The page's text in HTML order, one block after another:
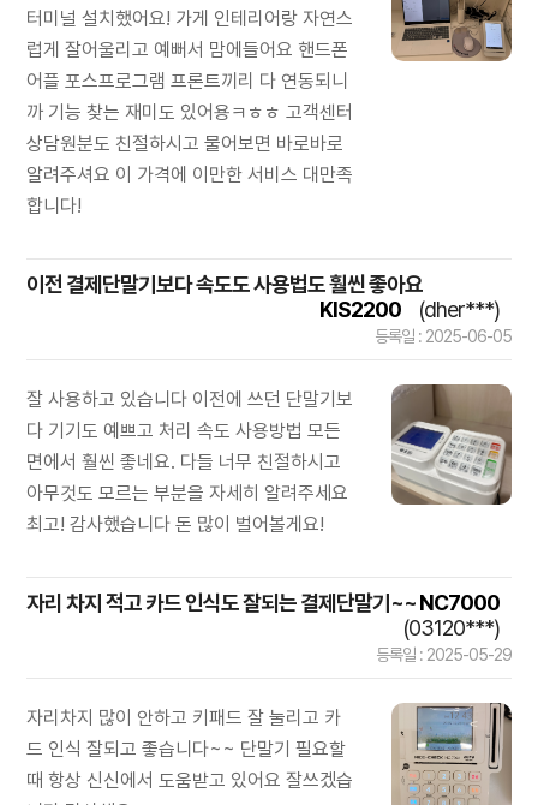
터미널 설치했어요! 가게 인테리어랑 자연스
럽게 잘어울리고 예뻐서 맘에들어요 핸드폰
어플 포스프로그램 프론트끼리 다 연동되니
까 기능 찾는 재미도 있어용ㅋㅎㅎ 고객센터
상담원분도 친절하시고 물어보면 바로바로
알려주셔요 이 가격에 이만한 서비스 대만족
합니다!
이전 결제단말기보다 속도도 사용법도 훨씬 좋아요
KIS2200
(dher***)
등록일 : 2025-06-05
잘 사용하고 있습니다 이전에 쓰던 단말기보
다 기기도 예쁘고 처리 속도 사용방법 모든
면에서 훨씬 좋네요. 다들 너무 친절하시고
아무것도 모르는 부분을 자세히 알려주세요
최고! 감사했습니다 돈 많이 벌어볼게요!
자리 차지 적고 카드 인식도 잘되는 결제단말기~~NC7000
(03120***)
등록일 : 2025-05-29
자리차지 많이 안하고 키패드 잘 눌리고 카
드 인식 잘되고 좋습니다~~ 단말기 필요할
때 항상 신신에서 도움받고 있어요 잘쓰겠습